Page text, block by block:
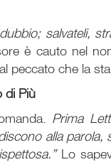
salvateli,
è cauto nel
peccato che la
di Più
Prima
alla parola,
Lo